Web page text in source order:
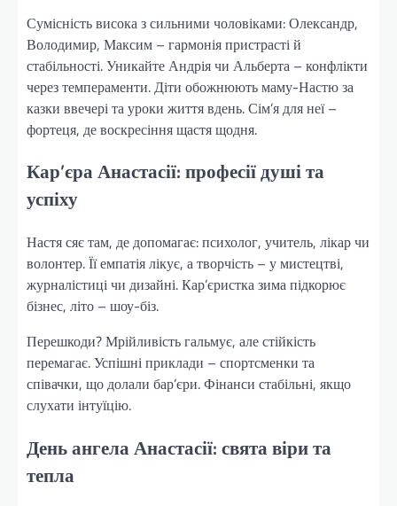
Сумісність висока з сильними чоловіками: Олександр,
Володимир, Максим – гармонія пристрасті й
стабільності. Уникайте Андрія чи Альберта – конфлікти
через темпераменти. Діти обожнюють маму-Настю за
казки ввечері та уроки життя вдень. Сім’я для неї –
фортеця, де воскресіння щастя щодня.
Кар’єра Анастасії: професії душі та
успіху
Настя сяє там, де допомагає: психолог, учитель, лікар чи
волонтер. Її емпатія лікує, а творчість – у мистецтві,
журналістиці чи дизайні. Кар’єристка зима підкорює
бізнес, літо – шоу-біз.
Перешкоди? Мрійливість гальмує, але стійкість
перемагає. Успішні приклади – спортсменки та
співачки, що долали бар’єри. Фінанси стабільні, якщо
слухати інтуїцію.
День ангела Анастасії: свята віри та
тепла